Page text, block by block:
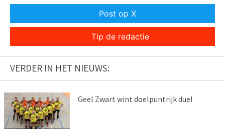
Post op X
Tip de redactie
VERDER IN HET NIEUWS:
Geel Zwart wint doelpuntrijk duel